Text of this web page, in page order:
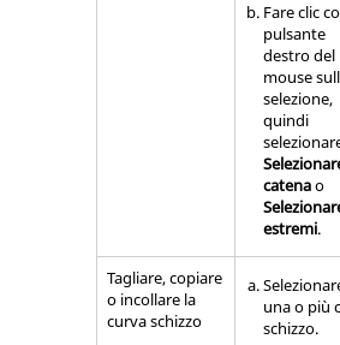
Fare clic
pulsante
destro del
mouse
selezione,
quindi
catenao
estremi.
Tagliare, copiare
o incollare la
curva schizzo
una o più
schizzo.